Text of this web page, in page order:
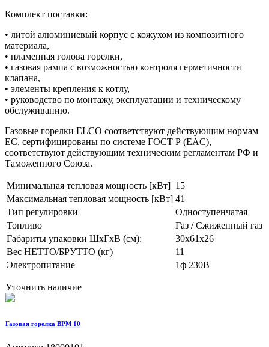
Комплект поставки:
• литой алюминиевый корпус с кожухом из композитного
материала,
• пламенная голова горелки,
• газовая рампа с возможностью контроля герметичности
клапана,
• элементы крепления к котлу,
• руководство по монтажу, эксплуатации и техническому
обслуживанию.
Газовые горелки ELCO соответствуют действующим нормам
ЕС, сертифицированы по системе ГОСТ Р (EAC),
соответствуют действующим техническим регламентам РФ и
Таможенного Союза.
Минимальная тепловая мощность [кВт] 15
Максимальная тепловая мощность [кВт] 41
Тип регулировки
Одноступенчатая
Топливо
Газ / Сжиженный газ
Габариты упаковки ШхГхВ (см):
30x61x26
Вес НЕТТО/БРУТТО (кг)
11
Электропитание
1ф 230В
Уточнить наличие
Газовая горелка BPM 10